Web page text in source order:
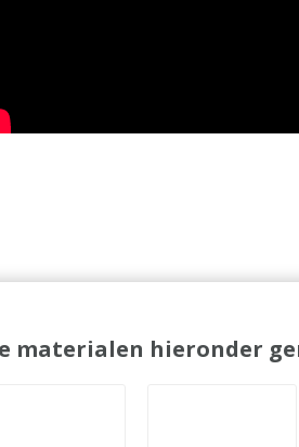
materialen hieronder